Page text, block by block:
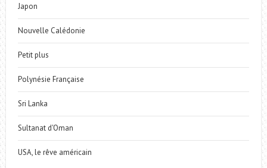
Japon
Nouvelle Calédonie
Petit plus
Polynésie Française
Sri Lanka
Sultanat d'Oman
USA, le rêve américain